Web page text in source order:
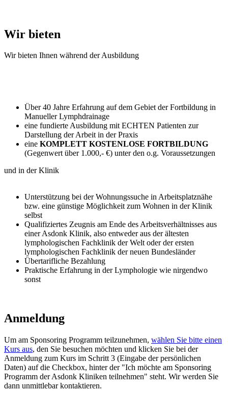
Wir bieten
Wir bieten Ihnen während der Ausbildung
Über 40 Jahre Erfahrung auf dem Gebiet der Fortbildung in
Manueller Lymphdrainage
eine fundierte Ausbildung mit ECHTEN Patienten zur
Darstellung der Arbeit in der Praxis
eine KOMPLETT KOSTENLOSE FORTBILDUNG
(Gegenwert über 1.000,- €) unter den o.g. Voraussetzungen
und in der Klinik
Unterstützung bei der Wohnungssuche in Arbeitsplatznähe
bzw. eine günstige Möglichkeit zum Wohnen in der Klinik
selbst
Qualifiziertes Zeugnis am Ende des Arbeitsverhältnisses aus
einer Asdonk Klinik, also entweder aus der ältesten
lymphologischen Fachklinik der Welt oder der ersten
lymphologischen Fachklinik der neuen Bundesländer
Übertarifliche Bezahlung
Praktische Erfahrung in der Lymphologie wie nirgendwo
sonst
Anmeldung
Um am Sponsoring Programm teilzunehmen, wählen Sie bitte einen
Kurs aus, den Sie besuchen möchten und klicken Sie bei der
Anmeldung zum Kurs im Schritt 3 (Eingabe der persönlichen
Daten) auf die Checkbox, hinter der "Ich möchte am Sponsoring
Programm der Asdonk Kliniken teilnehmen" steht. Wir werden Sie
dann unmittlebar kontaktieren.